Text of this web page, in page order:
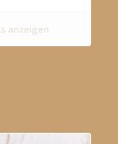
anzeigen